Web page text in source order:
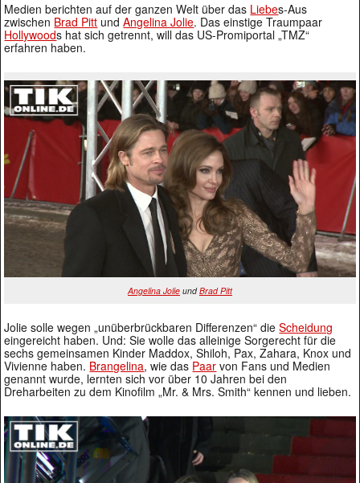
Medien berichten auf der ganzen Welt über das Liebes-Aus
zwischen Brad Pitt undAngelina Jolie. Das einstige Traumpaar
Hollywoods hat sich getrennt, will das US-Promiportal „TMZ“
erfahren haben.
Angelina Jolie undBrad Pitt
Jolie solle wegen „unüberbrückbaren Differenzen“ dieScheidung
eingereicht haben. Und: Sie wolle das alleinige Sorgerecht für die
sechs gemeinsamen Kinder Maddox, Shiloh, Pax, Zahara, Knox und
Vivienne haben. Brangelina, wie das Paar von Fans und Medien
genannt wurde, lernten sich vor über 10 Jahren bei den
Dreharbeiten zu dem Kinofilm „Mr. & Mrs. Smith“ kennen und lieben.